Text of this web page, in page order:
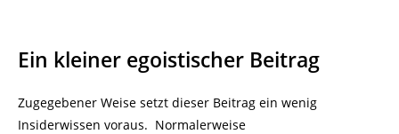
Ein kleiner egoistischer Beitrag
Zugegebener Weise setzt dieser Beitrag ein wenig
Insiderwissen voraus. Normalerweise